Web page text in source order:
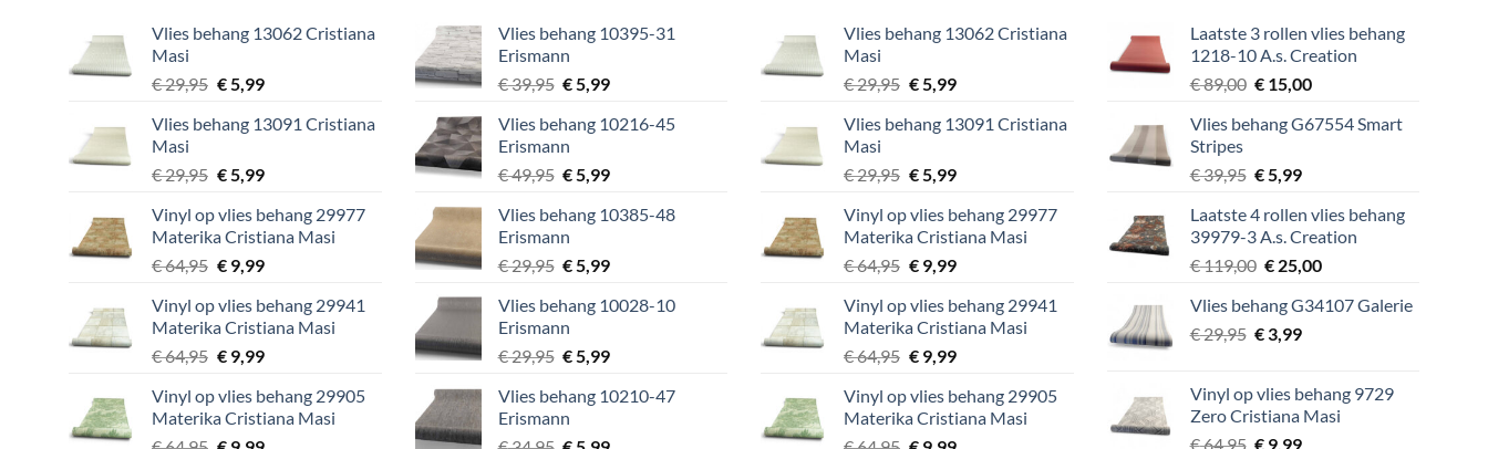
Vlies behang 13062 Cristiana
Masi
€29,95 Oorspronkelijke
was:
€5,99Huidige
is:
Vlies behang 13091 Cristiana
Masi
€29,95 Oorspronkelijke
was:
€ 29,95.
€5,99Huidige
is:
€ 5,99.
Vinyl op vlies behang 29977
Materika Cristiana Masi
€64,95 Oorspronkelijke
was:
€ 64,95.
€9,99Huidige
is:
€ 9,99.
Vinyl op vlies behang 29941
Materika Cristiana Masi
€64,95 Oorspronkelijke
was:
€ 64,95.
€9,99Huidige
is:
€ 9,99.
Vinyl op vlies behang 29905
Materika Cristiana Masi
Vlies behang 10395-31
Erismann
€39,95 Oorspronkelijke
was:
€ 39,95.
€5,99Huidige
is:
Vlies behang 10216-45
Erismann
€49,95 Oorspronkelijke
was:
€ 49,95.
€5,99Huidige
is:
Vlies behang 10385-48
Erismann
€29,95 Oorspronkelijke
was:
€ 29,95.
€5,99Huidige
is:
Vlies behang 10028-10
Erismann
€29,95 Oorspronkelijke
was:
€ 29,95.
€5,99Huidige
is:
Vlies behang 10210-47
Erismann
Vlies behang 13062 Cristiana
Masi
€29,95 Oorspronkelijke
was:
€5,99Huidige
is:
Vlies behang 13091 Cristiana
Masi
€29,95 Oorspronkelijke
was:
€ 29,95.
€5,99Huidige
is:
€ 5,99.
Vinyl op vlies behang 29977
Materika Cristiana Masi
€64,95 Oorspronkelijke
was:
€ 64,95.
€9,99Huidige
is:
€ 9,99.
Vinyl op vlies behang 29941
Materika Cristiana Masi
€64,95 Oorspronkelijke
was:
€ 64,95.
€9,99Huidige
is:
€ 9,99.
Vinyl op vlies behang 29905
Materika Cristiana Masi
Laatste 3 rollen vlies behang
1218-10 A.s. Creation
€89,00 Oorspronkelijke
was:
€ 15,00Huidige
is:
Vlies behang G67554 Smart
Stripes
€39,95 Oorspronkelijke
was:
€ 39,95.
€5,99Huidige
is:
€ 5,99.
Laatste 4 rollen vlies behang
39979-3 A.s. Creation
€119,00 Oorspronkelijke
was:
€ 119,00.
€ 25,00Huidige
is:
Vlies behang G34107 Galerie
€29,95 Oorspronkelijke
€ 29,95.
€ 3,99Huidige
€ 3,99.
Vinyl op vlies behang 9729
Zero Cristiana Masi
€64,95 Oorspronkelijke
€ 9,99Huidige